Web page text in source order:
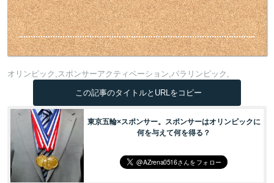
オリンピック スポンサーアクティベーション パラリンピック
この記事のタイトルとURLをコピー
東京五輪×スポンサー。スポンサーはオリンピックに
何を与えて何を得る？